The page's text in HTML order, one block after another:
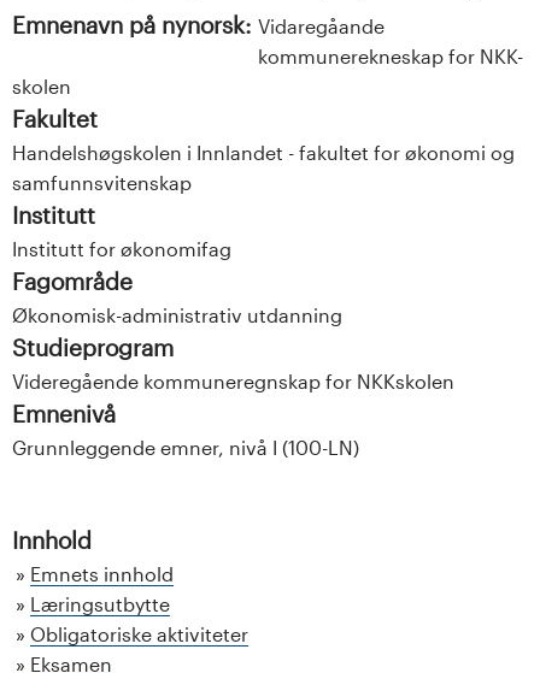
Emnenavn på nynorsk: Vidaregåande
kommunerekneskap for NKK-
skolen
Fakultet
Handelshøgskolen i Innlandet - fakultet for økonomi og
samfunnsvitenskap
Institutt
Institutt for økonomifag
Fagområde
Økonomisk-administrativ utdanning
Studieprogram
Videregående kommuneregnskap for NKKskolen
Emnenivå
Grunnleggende emner, nivå I (100-LN)
Innhold
Emnets innhold
Læringsutbytte
Obligatoriske aktiviteter
Eksamen